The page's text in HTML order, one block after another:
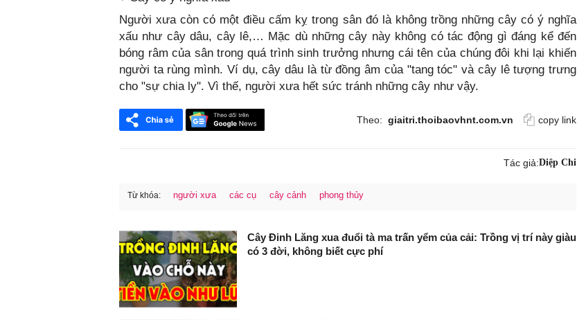
Người xưa còn có một điều cấm kỵ trong sân đó là không trồng những cây có ý nghĩa
xấu như cây dâu, cây lê,… Mặc dù những cây này không có tác động gì đáng kể đến
bóng râm của sân trong quá trình sinh trưởng nhưng cái tên của chúng đôi khi lại khiến
người ta rùng mình. Ví dụ, cây dâu là từ đồng âm của "tang tóc" và cây lê tượng trưng
cho "sự chia ly". Vì thế, người xưa hết sức tránh những cây như vậy.
Theo: giaitri.thoibaovhnt.com.vn copy link
Tác giả:Diệp Chi
Từ khóa: người xưa các cụ cây cảnh phong thủy
Cây Đinh Lăng xua đuổi tà ma trấn yểm của cải: Trồng vị trí này giàu
có 3 đời, không biết cực phí